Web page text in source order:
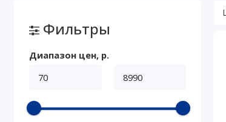
Фильтры
Диапазон цен, р.